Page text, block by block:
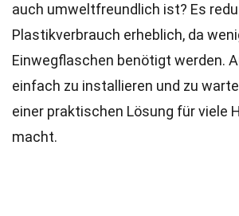
auch umweltfreundlich ist? Es
Plastikverbrauch erheblich, da
Einwegflaschen benötigt werden.
einfach zu installieren und zu
einer praktischen Lösung für viele
macht.